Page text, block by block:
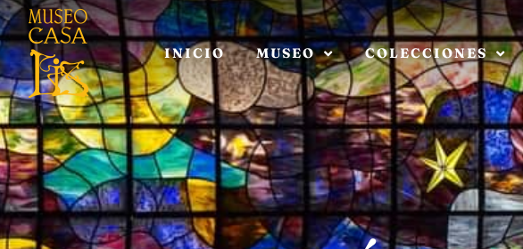
INICIO MUSEO COLECCIONES